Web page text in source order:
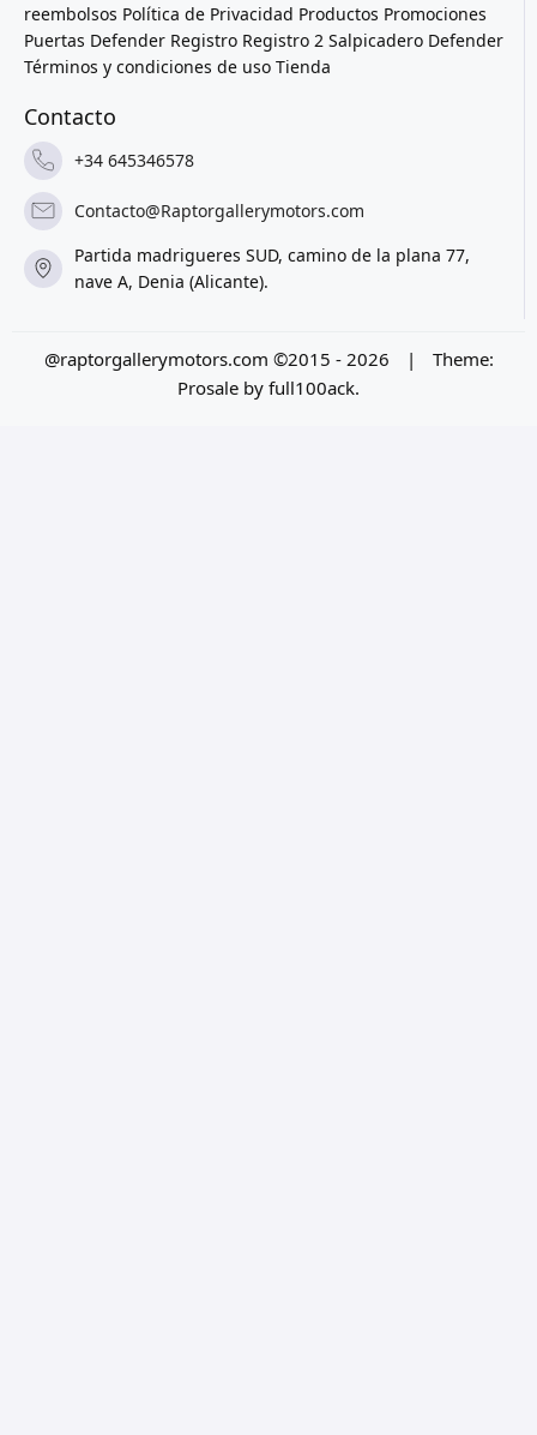
reembolsos Política de Privacidad Productos Promociones
Puertas Defender Registro Registro 2 Salpicadero Defender
Términos y condiciones de uso Tienda
Contacto
+34 645346578
Contacto@Raptorgallerymotors.com
Partida madrigueres SUD, camino de la plana 77,
nave A, Denia (Alicante).
@raptorgallerymotors.com ©2015 - 2026 |
Theme:
Prosale by full100ack.